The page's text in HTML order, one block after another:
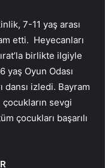
7-11 yaş arası
etti. Heyecanları
birlikte ilgiyle
yaş Oyun Odası
dansı izledi. Bayram
sevgi
çocukları başarılı